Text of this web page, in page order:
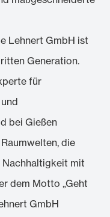
Lehnert GmbH ist
Generation.
für
bei Gießen
die
mit
dem Motto „Geht
GmbH